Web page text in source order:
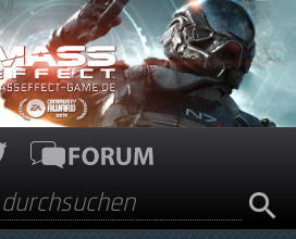
Inhalt